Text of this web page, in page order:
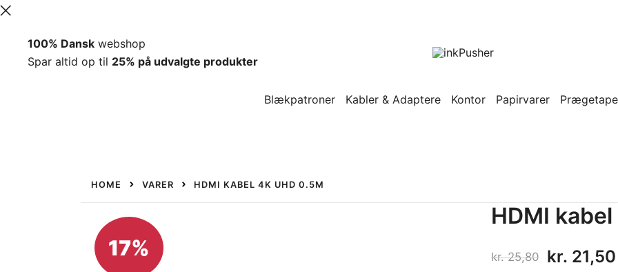
indhold
100% Dansk webshop
Spar altid op til 25% på udvalgte produkter
Blækpatroner Kabler & Adaptere Kontor Papirvarer
HOME VARER HDMI KABEL 4K UHD 0.5M
17%
HDMI
kr.25,80
Den
kr. 21,50